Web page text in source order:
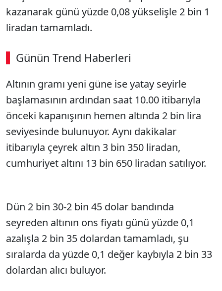
kazanarak günü yüzde 0,08 yükselişle 2 bin 1
liradan tamamladı.
Günün Trend Haberleri
00:02 / 08:06
Sesi Aç
Altının gramı yeni güne ise yatay seyirle
başlamasının ardından saat 10.00 itibarıyla
önceki kapanışının hemen altında 2 bin lira
seviyesinde bulunuyor. Aynı dakikalar
itibarıyla çeyrek altın 3 bin 350 liradan,
cumhuriyet altını 13 bin 650 liradan satılıyor.
Dün 2 bin 30-2 bin 45 dolar bandında
seyreden altının ons fiyatı günü yüzde 0,1
azalışla 2 bin 35 dolardan tamamladı, şu
sıralarda da yüzde 0,1 değer kaybıyla 2 bin 33
dolardan alıcı buluyor.